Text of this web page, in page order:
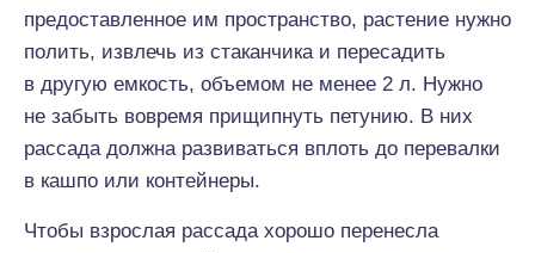
предоставленное им пространство, растение нужно
полить, извлечь из стаканчика и пересадить
в другую емкость, объемом не менее 2 л. Нужно
не забыть вовремя прищипнуть петунию. В них
рассада должна развиваться вплоть до перевалки
в кашпо или контейнеры.
Чтобы взрослая рассада хорошо перенесла